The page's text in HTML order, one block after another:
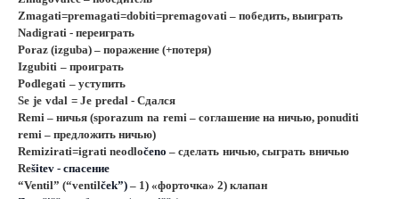
Zmagati=premagati=dobiti=premagovati – победить, выиграть
Nadigrati - переиграть
Poraz (izguba) – поражение (+потеря)
Izgubiti – проиграть
Podlegati – уступить
Se je vdal = Je predal - Сдался
Remi – ничья (sporazum na remi – соглашение на ничью, ponuditi
remi – предложить ничью)
Remizirati=igrati neodločeno – сделать ничью, сыграть вничью
Rešitev - спасение
“Ventil” (“ventilček”) – 1) «форточка» 2) клапан